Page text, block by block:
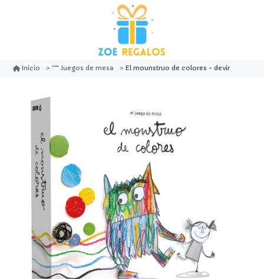
Inicio Juegos de mesa El mounstruo de colores - devir